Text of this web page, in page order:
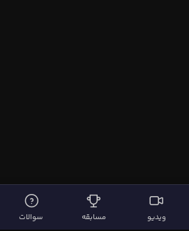
ویدیو مسابقه سوالات